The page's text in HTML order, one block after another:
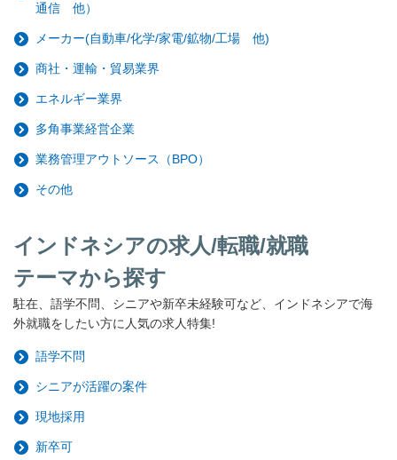
通信 他）
メーカー(自動車/化学/家電/鉱物/工場 他)
商社・運輸・貿易業界
エネルギー業界
多角事業経営企業
業務管理アウトソース（BPO）
その他
インドネシアの求人/転職/就職
テーマから探す
駐在、語学不問、シニアや新卒未経験可など、インドネシアで海
外就職をしたい方に人気の求人特集!
語学不問
シニアが活躍の案件
現地採用
新卒可